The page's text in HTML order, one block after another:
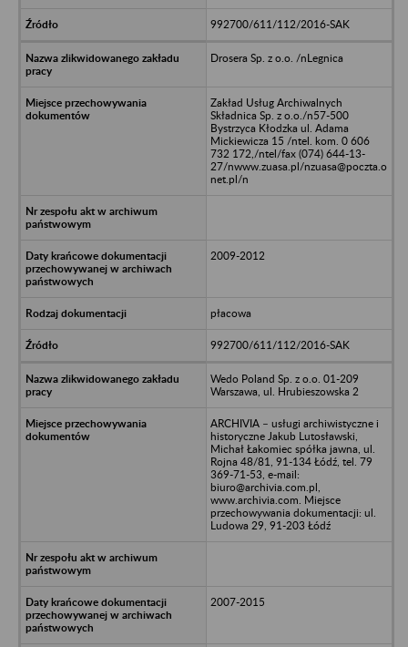
992700/611/112/2016-SAK
Drosera Sp. z o.o. /nLegnica
Zakład Usług Archiwalnych
Składnica Sp. z o.o./n57-500
Bystrzyca Kłodzka ul. Adama
Mickiewicza 15 /ntel. kom. 0 606
732 172,/ntel/fax (074) 644-13-
27/nwww.zuasa.pl/nzuasa@poczta.o
net.pl/n
2009-2012
płacowa
992700/611/112/2016-SAK
Wedo Poland Sp. z o.o. 01-209
Warszawa, ul. Hrubieszowska 2
ARCHIVIA – usługi archiwistyczne i
historyczne Jakub Lutosławski,
Michał Łakomiec spółka jawna, ul.
Rojna 48/81, 91-134 Łódź, tel. 79
369-71-53, e-mail:
biuro@archivia.com.pl,
www.archivia.com. Miejsce
przechowywania dokumentacji: ul.
Ludowa 29, 91-203 Łódź
2007-2015